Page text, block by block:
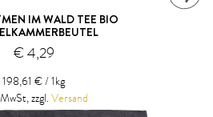
IM WALD TEE BIO
€ 4,29
198,61 € / 1kg
zzgl. Versand